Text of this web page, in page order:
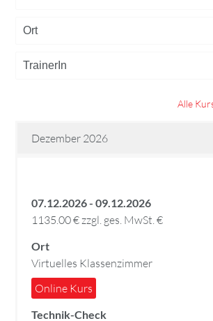
Alle
Dezember 2026
07.12.2026 - 09.12.2026
1135.00 € zzgl. ges. MwSt. €
Ort
Virtuelles Klassenzimmer
Online Kurs
Technik-Check